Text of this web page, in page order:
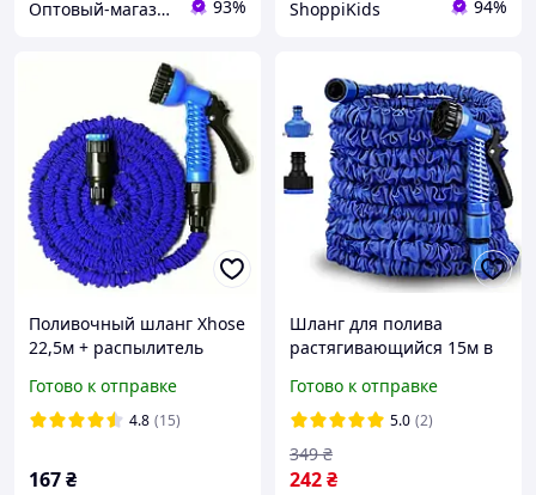
Оптовый-магазин "Юг-Опт" 93% ShoppiKids 94%
Поливочный шланг Xhose
22,5м + распылитель
Готово к отправке
4.8 (15)
167₴
Шланг для полива
растягивающийся 15м в
шланги для воды гибкие
поливочный шланг
садовый
Готово к отправке
5.0 (2)
242₴
349 ₴